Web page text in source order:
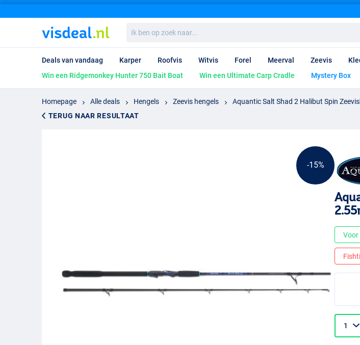
ben
op
naar...
Deals van vandaag Karper Roofvis Witvis Forel Meerval Zeevis
Win een Ridgemonkey Hunter 750 Bait Boat
Win een Ultimate Carp Cradle Mystery Box
Homepage Alle deals Hengels Zeevis hengels
Aquantic Salt Shad 2 Halibut Spin
TERUG NAAR RESULTAAT
-15%
Voor